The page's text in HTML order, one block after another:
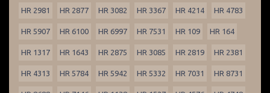
HR 2981 HR 2877 HR 3082 HR 3367 HR 4214 HR 4783
HR 5907 HR 6100 HR 6997 HR 7531 HR 109 HR 164
HR 1317 HR 1643 HR 2875 HR 3085 HR 2819 HR 2381
HR 4313 HR 5784 HR 5942 HR 5332 HR 7031 HR 8731